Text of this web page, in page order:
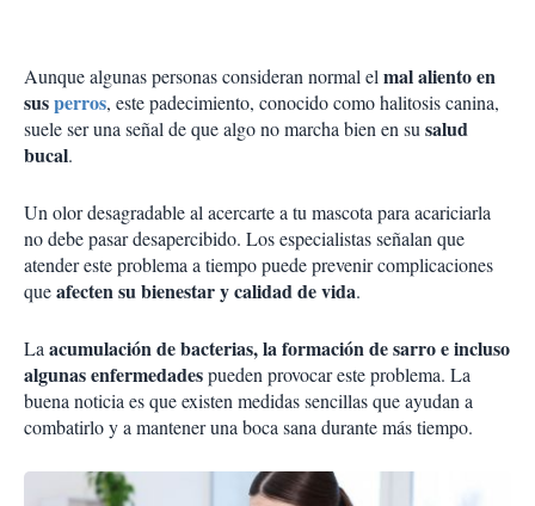
Aunque algunas personas consideran normal elmal aliento en
susperros, este padecimiento, conocido como halitosis canina,
suele ser una señal de que algo no marcha bien en susalud
bucal.
Un olor desagradable al acercarte a tu mascota para acariciarla
no debe pasar desapercibido. Los especialistas señalan que
atender este problema a tiempo puede prevenir complicaciones
queafecten su bienestar y calidad de vida.
Laacumulación de bacterias, la formación de sarro e incluso
algunas enfermedadespueden provocar este problema. La
buena noticia es que existen medidas sencillas que ayudan a
combatirlo y a mantener una boca sana durante más tiempo.